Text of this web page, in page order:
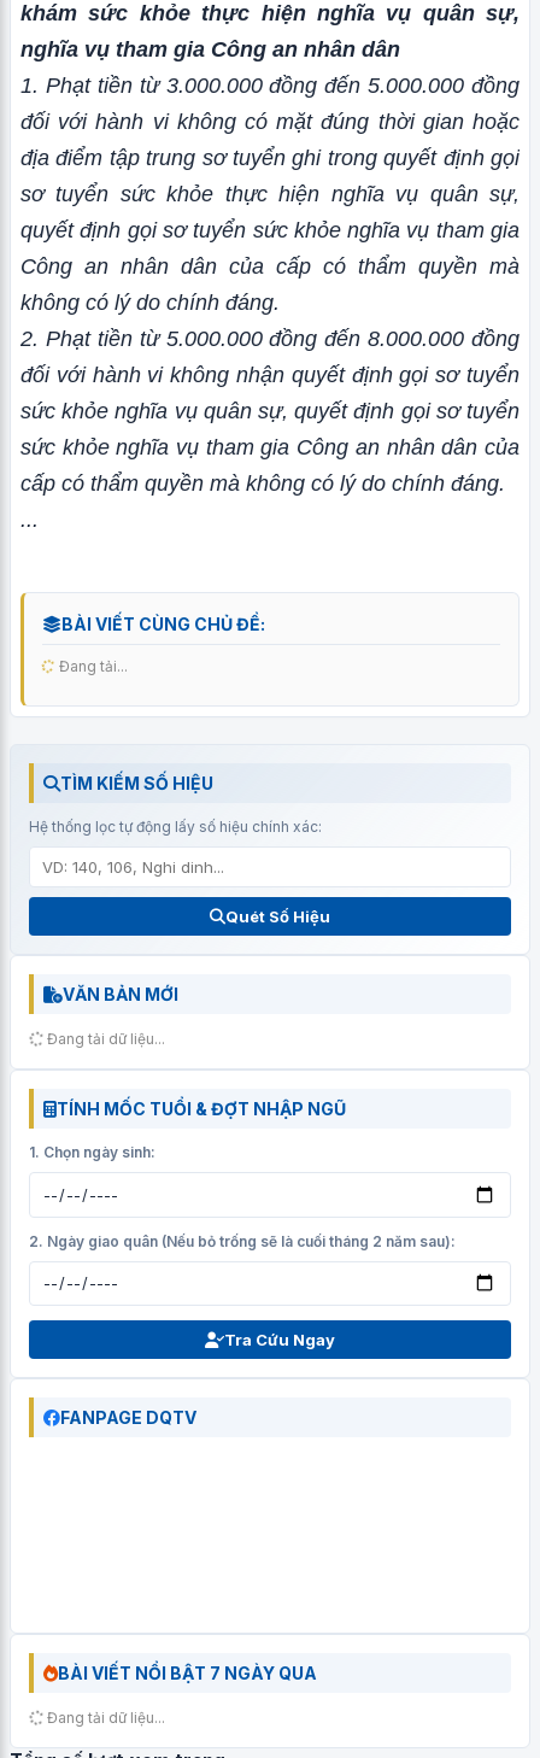
khám sức khỏe thực hiện nghĩa vụ quân sự,
nghĩa vụ tham gia Công an nhân dân
1. Phạt tiền từ 3.000.000 đồng đến 5.000.000 đồng
đối với hành vi không có mặt đúng thời gian hoặc
địa điểm tập trung sơ tuyển ghi trong quyết định gọi
sơ tuyển sức khỏe thực hiện nghĩa vụ quân sự,
quyết định gọi sơ tuyển sức khỏe nghĩa vụ tham gia
Công an nhân dân của cấp có thẩm quyền mà
không có lý do chính đáng.
2. Phạt tiền từ 5.000.000 đồng đến 8.000.000 đồng
đối với hành vi không nhận quyết định gọi sơ tuyển
sức khỏe nghĩa vụ quân sự, quyết định gọi sơ tuyển
sức khỏe nghĩa vụ tham gia Công an nhân dân của
cấp có thẩm quyền mà không có lý do chính đáng.
...
BÀI VIẾT CÙNG CHỦ ĐỀ:
Đang tải...
TÌM KIẾM SỐ HIỆU
Hệ thống lọc tự động lấy số hiệu chính xác:
Quét Số Hiệu
VĂN BẢN MỚI
Đang tải dữ liệu...
TÍNH MỐC TUỔI & ĐỢT NHẬP NGŨ
1. Chọn ngày sinh:
2. Ngày giao quân (Nếu bỏ trống sẽ là cuối tháng 2 năm sau):
Tra Cứu Ngay
FANPAGE DQTV
BÀI VIẾT NỔI BẬT 7 NGÀY QUA
Đang tải dữ liệu...